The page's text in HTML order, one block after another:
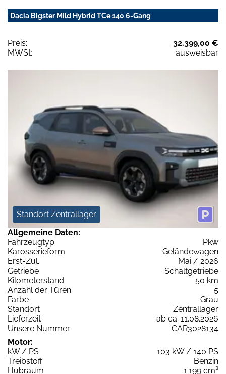
Dacia Bigster Mild Hybrid TCe 140 6-Gang
Preis:
32.399,00 €
MWSt:
ausweisbar
Standort Zentrallager
Allgemeine Daten:
Fahrzeugtyp
Pkw
Karosserieform
Geländewagen
Erst-Zul.
Mai / 2026
Getriebe
Schaltgetriebe
Kilometerstand
50 km
Anzahl der Türen
5
Farbe
Grau
Standort
Zentrallager
Lieferzeit
ab ca. 11.08.2026
Unsere Nummer
CAR3028134
Motor:
kW / PS
103 kW / 140 PS
Treibstoff
Benzin
Hubraum
1.199 cm³